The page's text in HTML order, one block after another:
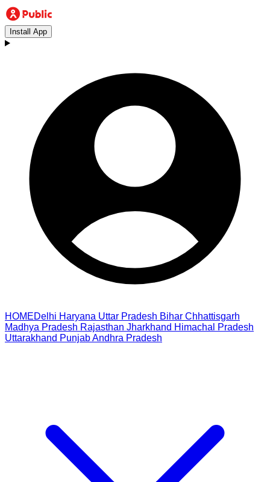
Install App
HOMEDelhi Haryana Uttar Pradesh Bihar Chhattisgarh
Madhya Pradesh Rajasthan Jharkhand Himachal Pradesh
Uttarakhand PunjabAndhra Pradesh